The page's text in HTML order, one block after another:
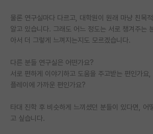
취업 게시판
PI 전용 게시판
인문사회 계열 게시판
특수/전문대학원 게시판
물론 연구실마다 다르고, 대학원이 원래 마냥 친목
알고 있습니다. 그래도 어느 정도는 서로 챙겨주는
아서 더 그렇게 느껴지는지도 모르겠습니다.
다른 분들 연구실은 어떤가요?
서로 편하게 이야기하고 도움을 주고받는 편인가요
플레이에 가까운 편인가요?
타대 진학 후 비슷하게 느끼셨던 분들이 있다면, 어
고 싶습니다.